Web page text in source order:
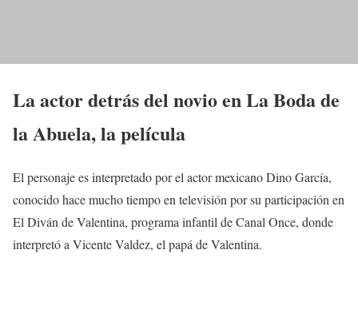
La actor detrás del novio en La Boda de
la Abuela, la película
El personaje es interpretado por el actor mexicano Dino García,
conocido hace mucho tiempo en televisión por su participación en
El Diván de Valentina, programa infantil de Canal Once, donde
interpretó a Vicente Valdez, el papá de Valentina.